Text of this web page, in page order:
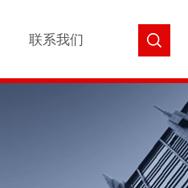
联系我们